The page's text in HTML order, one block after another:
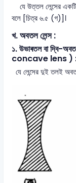
যে উত্তল লেন্সের
বলে [চিত্র ৬.৫ (গ)]।
খ. অবতল লেন্স :
১. উভাৰতল বা
concave lens )
যে লেন্সের দুই তলই